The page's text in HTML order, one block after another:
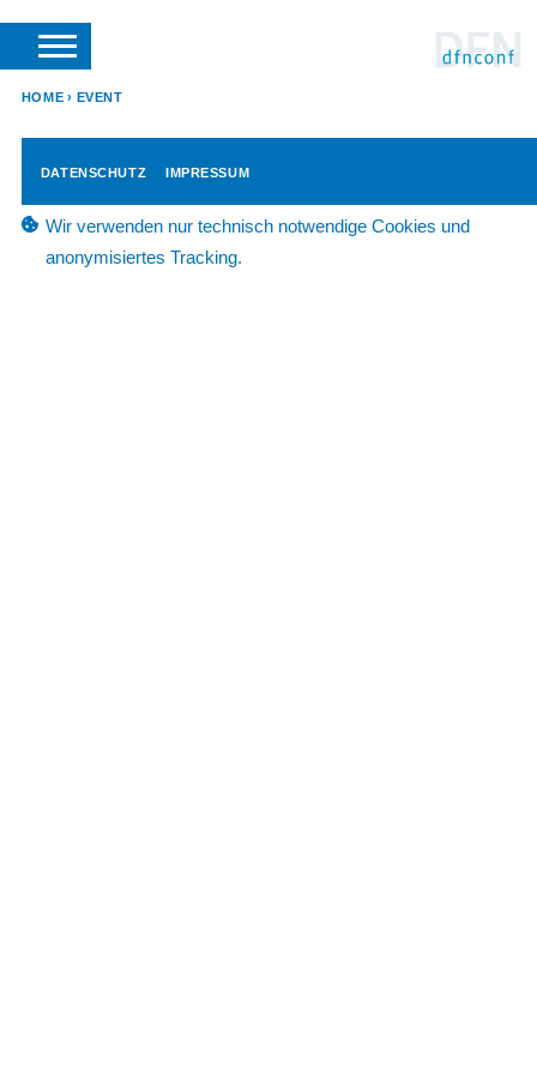
SUCHE VERANSTALTER LOGIN
HOME EVENT
DATENSCHUTZ IMPRESSUM
Wir verwenden nur technisch notwendige Cookies und
anonymisiertes Tracking.